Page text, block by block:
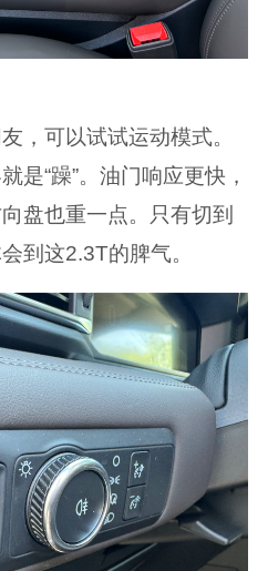
，可以试试运动模式。
是“躁”。油门响应更快，
盘也重一点。只有切到
到这2.3T的脾气。